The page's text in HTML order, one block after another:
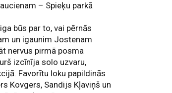
– Spieķu parkā
būs par to, vai pērnās
un igaunim Jostenam
nervus pirmā posma
izcīnīja solo uzvaru,
Favorītu loku papildinās
Kovgers, Sandijs Kļaviņš un